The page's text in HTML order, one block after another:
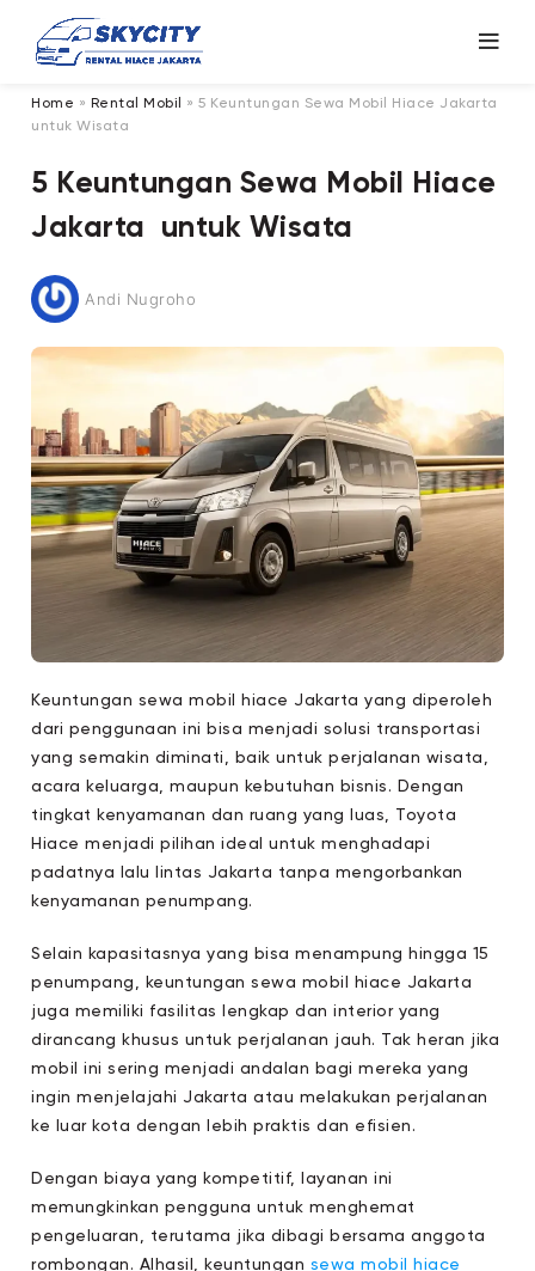
Home » Rental Mobil » 5 Keuntungan Sewa Mobil Hiace Jakarta
untuk Wisata
5 Keuntungan Sewa Mobil Hiace
Jakarta untuk Wisata
Andi Nugroho
Keuntungan sewa mobil hiace Jakarta yang diperoleh
dari penggunaan ini bisa menjadi solusi transportasi
yang semakin diminati, baik untuk perjalanan wisata,
acara keluarga, maupun kebutuhan bisnis. Dengan
tingkat kenyamanan dan ruang yang luas, Toyota
Hiace menjadi pilihan ideal untuk menghadapi
padatnya lalu lintas Jakarta tanpa mengorbankan
kenyamanan penumpang.
Selain kapasitasnya yang bisa menampung hingga 15
penumpang, keuntungan sewa mobil hiace Jakarta
juga memiliki fasilitas lengkap dan interior yang
dirancang khusus untuk perjalanan jauh. Tak heran jika
mobil ini sering menjadi andalan bagi mereka yang
ingin menjelajahi Jakarta atau melakukan perjalanan
ke luar kota dengan lebih praktis dan efisien.
Dengan biaya yang kompetitif, layanan ini
memungkinkan pengguna untuk menghemat
pengeluaran, terutama jika dibagi bersama anggota
rombongan. Alhasil, keuntungan sewa mobil hiace